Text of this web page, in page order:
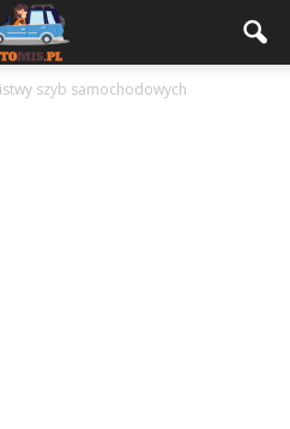
szyb samochodowych